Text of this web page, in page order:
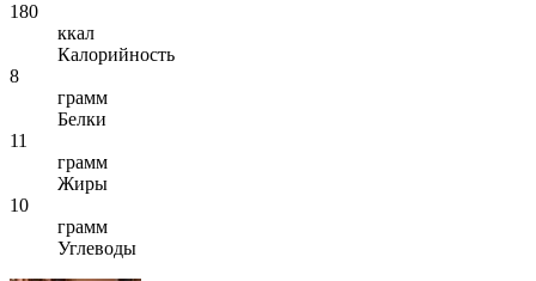
180
ккал
Калорийность
8
грамм
Белки
11
грамм
Жиры
10
грамм
Углеводы